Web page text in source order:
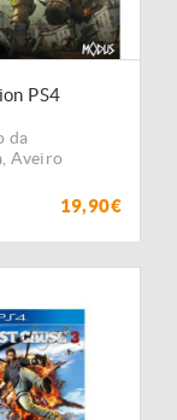
PS4
da
,Aveiro
19,90€